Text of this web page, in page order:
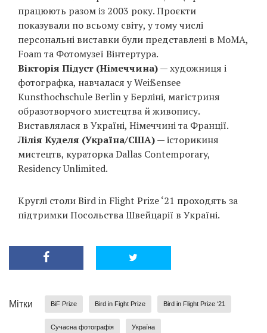
працюють разом із 2003 року. Проєкти
показували по всьому світу, у тому числі
персональні виставки були представлені в МoМА,
Foam та Фотомузеї Вінтертура.
Вікторія Підуст (Німеччина)— художниця і
фотографка, навчалася у Weißensee
Kunsthochschule Berlin у Берліні, магістриня
образотворчого мистецтва й живопису.
Виставлялася в Україні, Німеччині та Франції.
Лілія Куделя (Україна/США)— історикиня
мистецтв, кураторка Dallas Contemporary,
Residency Unlimited.
Круглі столи Bird in Flight Prize ‘21 проходять за
підтримки Посольства Швейцарії в Україні.
Мітки BiF Prize Bird in Fight Prize Bird in Flight Prize ‘21
Сучасна фотографія Україна